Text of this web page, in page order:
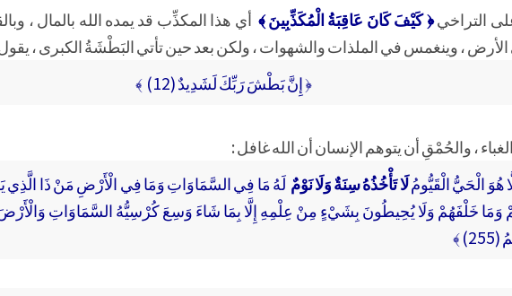
التراخي﴿ كَيْفَ كَانَ عَاقِبَةُ الْمُكَذِّبِينَ ﴾ أي هذا المكذِّب قد يمده الله بالمال ،
الأرض ، وينغمس في الملذات والشهوات ، ولكن بعد حين تأتي البَطْشَةُ الكبرى ، يقول
﴿ إِنَّ بَطْشَ رَبِّكَ لَشَدِيدٌ (12) ﴾
، والحُمْقِ أن يتوهم الإنسان أن الله غافل :
هُوَ الْحَيُّ الْقَيُّومُلَا تَأْخُذُهُ سِنَةٌ وَلَا نَوْمٌ لَهُ مَا فِي السَّمَاوَاتِ وَمَا فِي الْأَرْضِ مَنْ ذَا الَّذِي
وَمَا خَلْفَهُمْ وَلَا يُحِيطُونَ بِشَيْءٍ مِنْ عِلْمِهِ إِلَّا بِمَا شَاءَ وَسِعَ كُرْسِيُّهُ السَّمَاوَاتِ
﴾